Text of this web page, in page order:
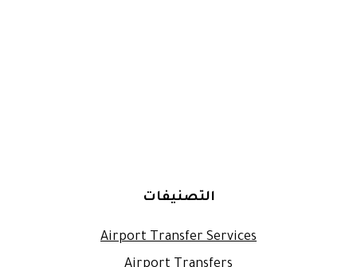
التصنيفات
Airport Transfer Services